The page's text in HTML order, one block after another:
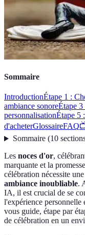
Sommaire
IntroductionÉtape 1 :
ambiance sonoreÉtape 3
personnalisationÉtape 5
d'acheterGlossaireFAQ
Sommaire(10
Les noces d'or,
marquante et la
célébration nécessite
ambiance inoubliable.
IA, il est crucial de se
l'expérience personnelle
vous guide, étape par
de célébration en un